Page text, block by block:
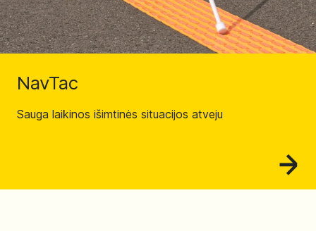
NavTac
Sauga laikinos išimtinės situacijos atveju